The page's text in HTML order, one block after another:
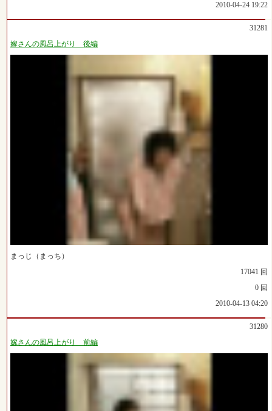
2010-04-24 19:22
31281
嫁さんの風呂上がり 後編
まっじ（まっち）
17041 回
0 回
2010-04-13 04:20
31280
嫁さんの風呂上がり 前編